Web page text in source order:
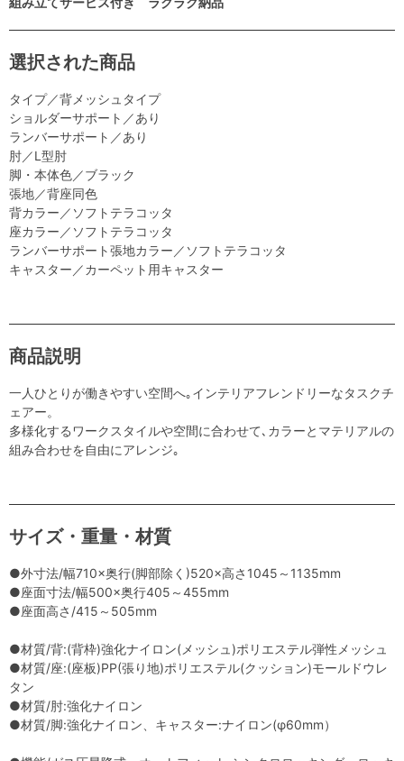
選択された商品
タイプ／背メッシュタイプ
ショルダーサポート／あり
ランバーサポート／あり
肘／L型肘
脚・本体色／ブラック
張地／背座同色
背カラー／ソフトテラコッタ
座カラー／ソフトテラコッタ
ランバーサポート張地カラー／ソフトテラコッタ
キャスター／カーペット用キャスター
商品説明
一人ひとりが働きやすい空間へ｡インテリアフレンドリーなタスクチ
ェアー。
多様化するワークスタイルや空間に合わせて､カラーとマテリアルの
組み合わせを自由にアレンジ｡
サイズ・重量・材質
●外寸法/幅710×奥行(脚部除く)520×高さ1045～1135mm
●座面寸法/幅500×奥行405～455mm
●座面高さ/415～505mm
●材質/背:(背枠)強化ナイロン(メッシュ)ポリエステル弾性メッシュ
●材質/座:(座板)PP(張り地)ポリエステル(クッション)モールドウレ
タン
●材質/肘:強化ナイロン
●材質/脚:強化ナイロン、キャスター:ナイロン(φ60mm）